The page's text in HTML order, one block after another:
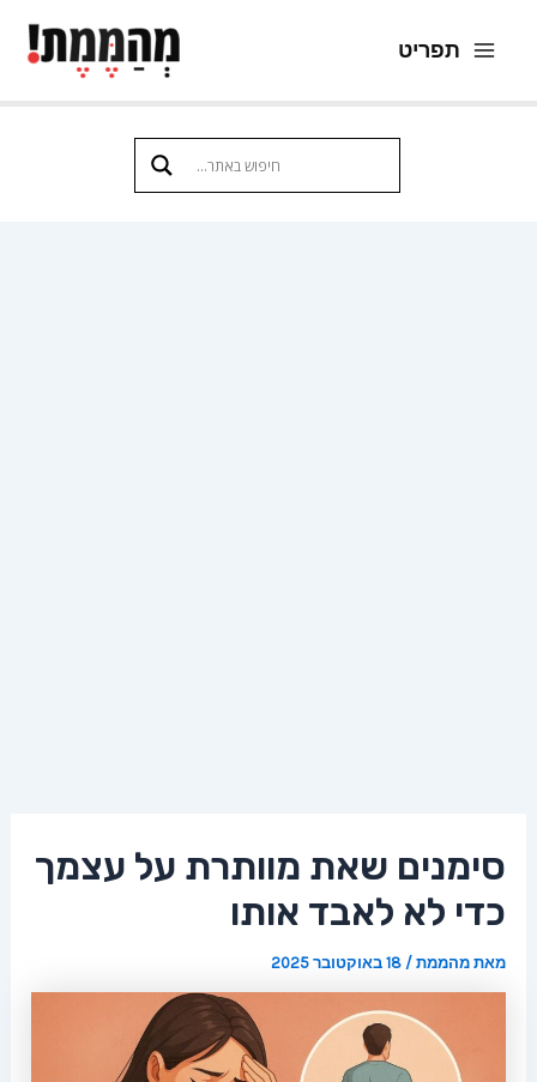
לתוכן
תפריט
סימנים שאת מוותרת על עצמך
כדי לא לאבד אותו
מאתמהממת/18 באוקטובר 2025